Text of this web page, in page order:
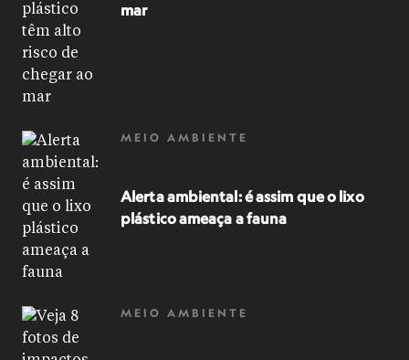
mar
MEIO AMBIENTE
Alerta ambiental: é assim que o lixo
plástico ameaça a fauna
MEIO AMBIENTE